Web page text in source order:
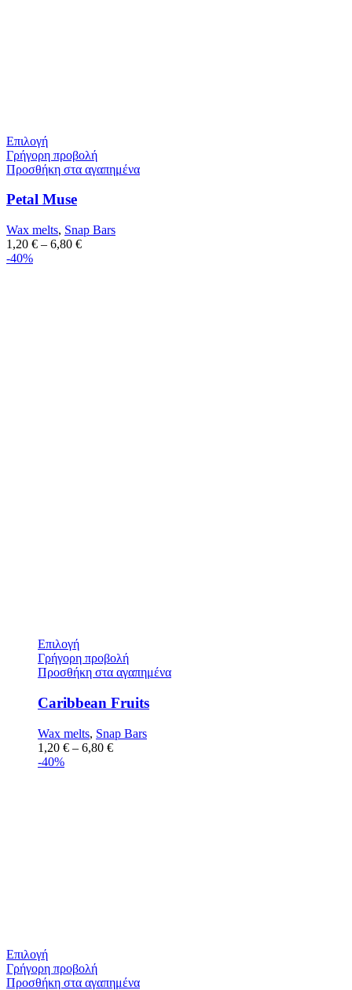
Επιλογή
Γρήγορη προβολή
Προσθήκη στα αγαπημένα
Caribbean Fruits
Wax melts, Snap Bars
1,20 € – 6,80 €
-40%
Επιλογή
Γρήγορη προβολή
Προσθήκη στα αγαπημένα
Petal Muse
Wax melts, Snap Bars
1,20 € – 6,80 €
-40%
Επιλογή
Γρήγορη προβολή
Προσθήκη στα αγαπημένα